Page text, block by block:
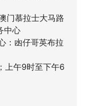
门慕拉士大马路
中心
：凼仔哥英布拉
上午9时至下午6